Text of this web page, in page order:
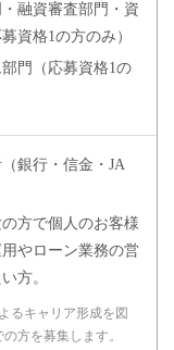
融資審査部門・資
資格1の方のみ）
門（応募資格1の
銀行・信金・JA
方で個人のお客様
やローン業務の営
方。
るキャリア形成を図
方を募集します。